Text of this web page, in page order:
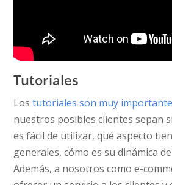
Tutoriales
Lostutoriales son muy
nuestros posibles clientes sepan
es fácil de utilizar, qué aspecto
generales, cómo es su dinámica
Además, a nosotros como e-